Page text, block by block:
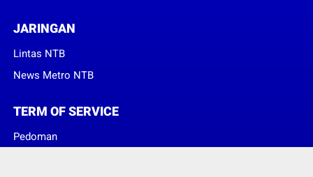
JARINGAN
Lintas NTB
News Metro NTB
TERM OF SERVICE
Pedoman